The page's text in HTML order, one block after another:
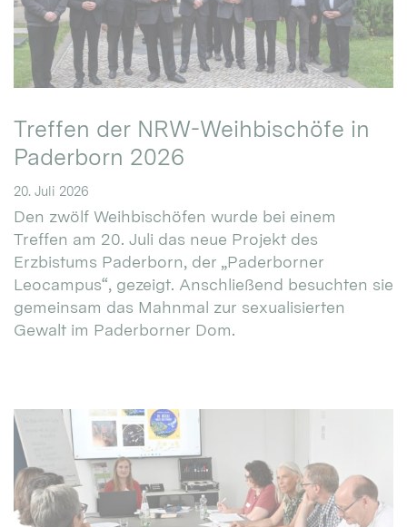
Treffen der NRW-Weihbischöfe in
Paderborn 2026
20. Juli 2026
Den zwölf Weihbischöfen wurde bei einem
Treffen am 20. Juli das neue Projekt des
Erzbistums Paderborn, der „Paderborner
Leocampus“, gezeigt. Anschließend besuchten sie
gemeinsam das Mahnmal zur sexualisierten
Gewalt im Paderborner Dom.